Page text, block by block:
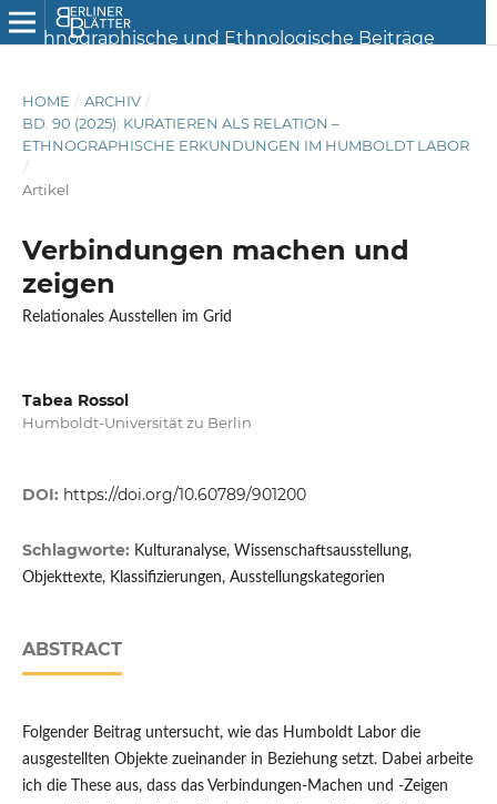
HOME / ARCHIV /
BD. 90 (2025): KURATIEREN ALS RELATION –
ETHNOGRAPHISCHE ERKUNDUNGEN IM HUMBOLDT LABOR
/
Artikel
Verbindungen machen und
zeigen
Relationales Ausstellen im Grid
Tabea Rossol
Humboldt-Universität zu Berlin
DOI: https://doi.org/10.60789/901200
Schlagworte: Kulturanalyse, Wissenschaftsausstellung,
Objekttexte, Klassifizierungen, Ausstellungskategorien
ABSTRACT
Folgender Beitrag untersucht, wie das Humboldt Labor die
ausgestellten Objekte zueinander in Beziehung setzt. Dabei arbeite
ich die These aus, dass das Verbindungen-Machen und -Zeigen